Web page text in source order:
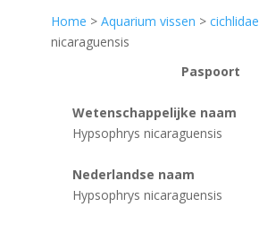
Home > Aquarium vissen > cichlidae
nicaraguensis
Paspoort
Wetenschappelijke naam
Hypsophrys nicaraguensis
Nederlandse naam
Hypsophrys nicaraguensis